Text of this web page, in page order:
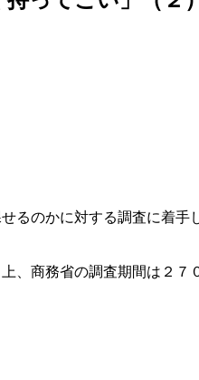
るのかに対する調査に着
商務省の調査期間は２７